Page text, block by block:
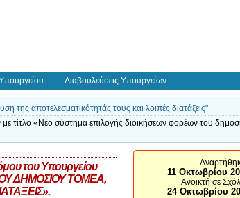
Διαβουλεύσεις Υπουργείων
της αποτελεσματικότητάς τους και λοιπές διατάξεις"
τίτλο «Νέο σύστημα επιλογής διοικήσεων φορέων του
του Υπουργείου
ΔΗΜΟΣΙΟΥ ΤΟΜΕΑ,
11 Οκτωβρίου
Ανοικτή σε
24 Οκτωβρίου